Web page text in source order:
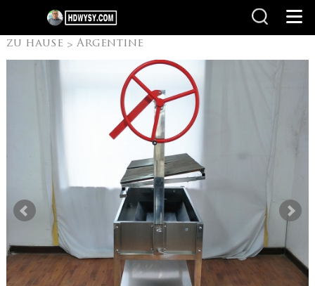
zu hause > Argentine
Grill with V-grate